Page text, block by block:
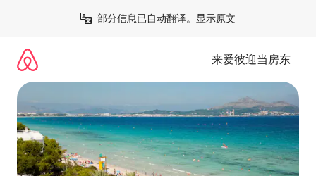
部分信息已自动翻译。 显示原文
来爱彼迎当房东